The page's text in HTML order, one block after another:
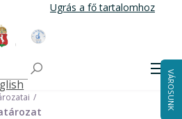
Ugrás a fő tartalomhoz
Honlapja
VÁROSUNK
információk
és polgármester választás 2014
határozatai